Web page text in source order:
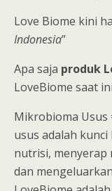
Love Biome kini
Indonesia”
Apa saja produk
LoveBiome saat
Mikrobioma Usus
usus adalah
nutrisi,
dan